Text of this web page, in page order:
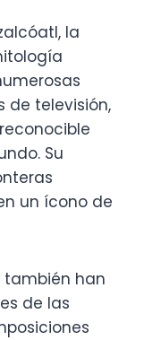
la
de televisión,
Su
un ícono de
también han
de las